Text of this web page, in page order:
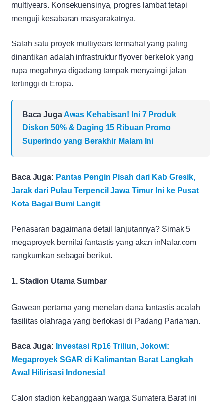
multiyears. Konsekuensinya, progres lambat tetapi
menguji kesabaran masyarakatnya.
Salah satu proyek multiyears termahal yang paling
dinantikan adalah infrastruktur flyover berkelok yang
rupa megahnya digadang tampak menyaingi jalan
tertinggi di Eropa.
Baca JugaAwas Kehabisan! Ini 7 Produk
Diskon 50% & Daging 15 Ribuan Promo
Superindo yang Berakhir Malam Ini
Baca Juga: Pantas Pengin Pisah dari Kab Gresik,
Jarak dari Pulau Terpencil Jawa Timur Ini ke Pusat
Kota Bagai Bumi Langit
Penasaran bagaimana detail lanjutannya? Simak 5
megaproyek bernilai fantastis yang akan inNalar.com
rangkumkan sebagai berikut.
1. Stadion Utama Sumbar
Gawean pertama yang menelan dana fantastis adalah
fasilitas olahraga yang berlokasi di Padang Pariaman.
Baca Juga: Investasi Rp16 Triliun, Jokowi:
Megaproyek SGAR di Kalimantan Barat Langkah
Awal Hilirisasi Indonesia!
Calon stadion kebanggaan warga Sumatera Barat ini